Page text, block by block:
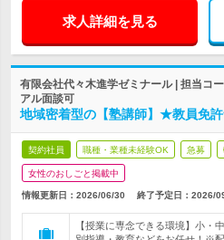
求人詳細を見る
有限会社代々木進学ゼミナール | 担当コ
アル面談可
地域密着型の【塾講師】★教員免
契約社員 職種・業種未経験OK 急募
女性のおしごと掲載中
情報更新日：2026/06/30 終了予定日： 2026/
【授業に専念できる環境】小・